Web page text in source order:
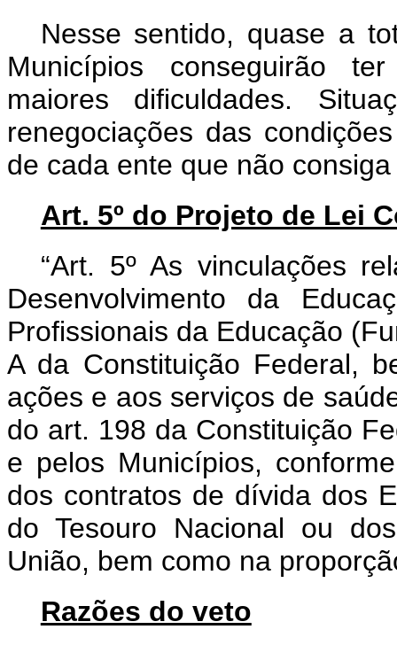
Nesse sentido, quase a
Municípios conseguirão
maiores dificuldades.
renegociações das
de cada ente que não
Art. 5º do Projeto de Lei
“Art. 5º As vinculações
Desenvolvimento da
Profissionais da Educação
A da Constituição Federal,
ações e aos serviços de
do art. 198 da Constituição
e pelos Municípios,
dos contratos de dívida dos
do Tesouro Nacional ou
União, bem como na
Razões do veto